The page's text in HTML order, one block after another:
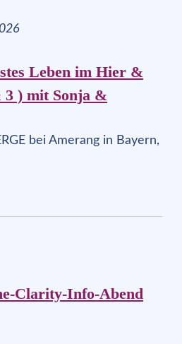
Leben im Hier &
3 ) mit Sonja &
bei Amerang in Bayern,
Clarity-Info-Abend